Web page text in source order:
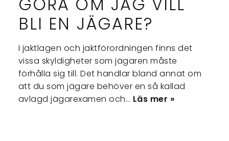
BLI EN JÄGARE?
I jaktlagen och jaktförordningen finns det
vissa skyldigheter som jägaren måste
förhålla sig till. Det handlar bland annat om
att du som jägare behöver en så kallad
avlagd jägarexamen och… Läs mer »